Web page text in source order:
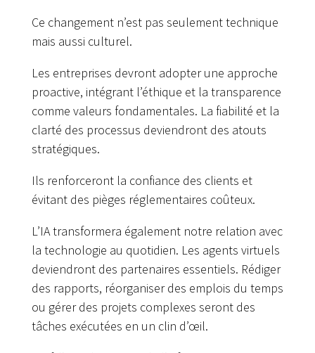
Ce changement n’est pas seulement technique
mais aussi culturel.
Les entreprises devront adopter une approche
proactive, intégrant l’éthique et la transparence
comme valeurs fondamentales. La fiabilité et la
clarté des processus deviendront des atouts
stratégiques.
Ils renforceront la confiance des clients et
évitant des pièges réglementaires coûteux.
L’IA transformera également notre relation avec
la technologie au quotidien. Les agents virtuels
deviendront des partenaires essentiels. Rédiger
des rapports, réorganiser des emplois du temps
ou gérer des projets complexes seront des
tâches exécutées en un clin d’œil.